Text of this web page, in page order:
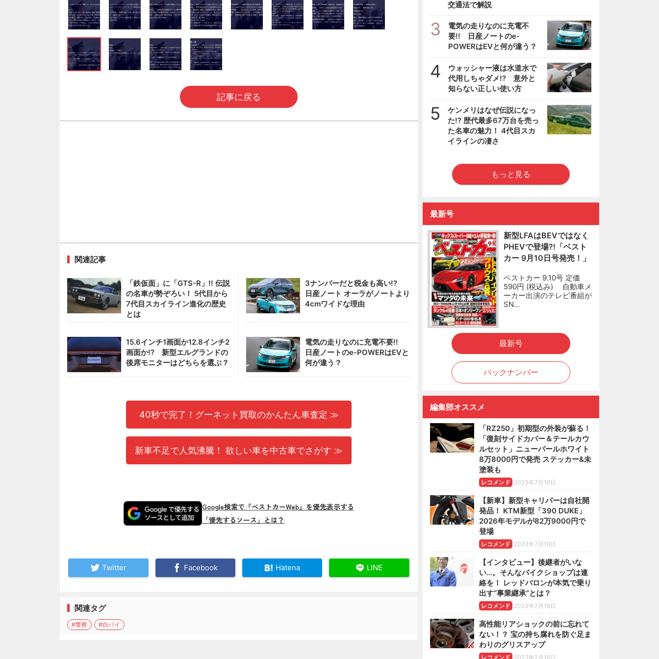
記事に戻る
関連記事
「鉄仮面」に「GTS-R」!! 伝説
の名車が勢ぞろい！ 5代目から
7代目スカイライン進化の歴史
とは
3ナンバーだと税金も高い!?
日産ノート オーラがノートより
4cmワイドな理由
15.6インチ1画面か12.8インチ2
画面か!? 新型エルグランドの
後席モニターはどちらを選ぶ？
電気の走りなのに充電不要!!
日産ノートのe-POWERはEVと
何が違う？
40秒で完了！グーネット買取のかんたん車査定 ≫
新車不足で人気沸騰！ 欲しい車を中古車でさがす ≫
Google検索で『ベストカーWeb』を優先表示する
「優先するソース」とは？
Twitter Facebook Hatena LINE
関連タグ
#警察 #白バイ
交通法で解説
3
電気の走りなのに充電不
要!! 日産ノートのe-
POWERはEVと何が違う？
4
ウォッシャー液は水道水で
代用しちゃダメ!? 意外と
知らない正しい使い方
5
ケンメリはなぜ伝説になっ
た!? 歴代最多67万台を売っ
た名車の魅力！ 4代目スカ
イラインの凄さ
もっと見る
最新号
新型LFAはBEVではなく
PHEVで登場?!「ベスト
カー 9月10日号発売！」
ベストカー 9.10号 定価
590円 (税込み) 自動車メ
ーカー出演のテレビ番組が
SN…
最新号
バックナンバー
編集部オススメ
「RZ250」初期型の外装が蘇る！
「復刻サイドカバー＆テールカウ
ルセット」ニューパールホワイト
8万8000円で発売 ステッカー&未
塗装も
レコメンド 2023年7月16日
【新車】新型キャリパーは自社開
発品！ KTM新型「390 DUKE」
2026年モデルが82万9000円で
登場
レコメンド 2023年7月16日
【インタビュー】後継者がいな
い…。そんなバイクショップは連
絡を！ レッドバロンが本気で乗り
出す“事業継承”とは？
レコメンド 2023年7月16日
高性能リアショックの前に忘れて
ない！？ 宝の持ち腐れを防ぐ足ま
わりのグリスアップ
レコメンド 2023年7月16日